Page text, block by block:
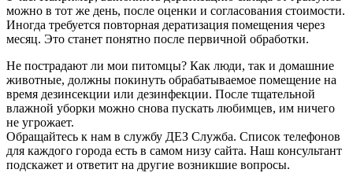
можно в тот же день, после оценки и согласования стоимости.
Иногда требуется повторная дератизация помещения через
месяц. Это станет понятно после первичной обработки.
Не пострадают ли мои питомцы? Как люди, так и домашние
животные, должны покинуть обрабатываемое помещение на
время дезинсекции или дезинфекции. После тщательной
влажной уборки можно снова пускать любимцев, им ничего
не угрожает.
Обращайтесь к нам в службу ДЕЗ Служба. Список телефонов
для каждого города есть в самом низу сайта. Наш консультант
подскажет и ответит на другие возникшие вопросы.